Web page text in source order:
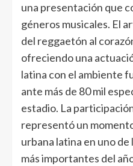
una presentación que
géneros musicales. El
del reggaetón al
ofreciendo una
latina con el ambiente
ante más de 80 mil
estadio. La
representó un
urbana latina en uno
más importantes del